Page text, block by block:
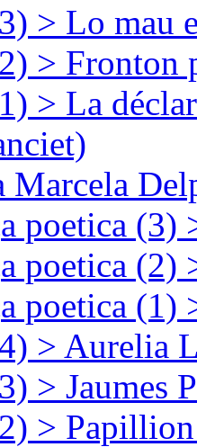
> Lo mau
> Fronton
> La
Marcela
poetica (3)
poetica (2)
poetica (1)
> Aurelia
> Jaumes
>